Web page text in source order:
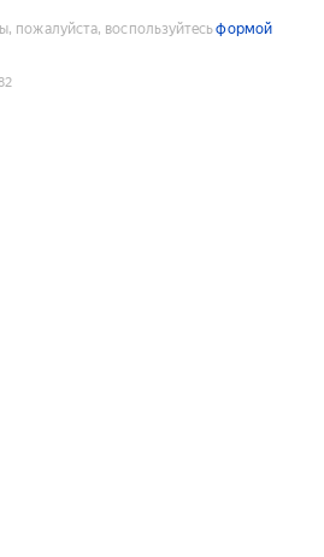
пожалуйста, воспользуйтесьформой